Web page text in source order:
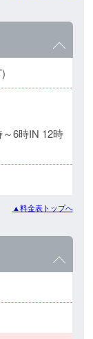
6時IN 12時
▲料金表トップへ